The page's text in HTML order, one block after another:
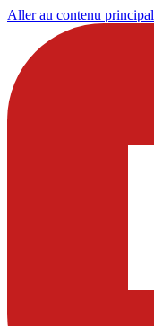
Aller au contenu principal